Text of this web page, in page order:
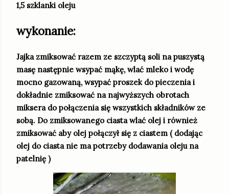
1,5 szklanki oleju
wykonanie:
Jajka zmiksować razem ze szczyptą soli na puszystą
masę następnie wsypać mąkę, wlać mleko i wodę
mocno gazowaną, wsypać proszek do pieczenia i
dokładnie zmiksować na najwyższych obrotach
miksera do połączenia się wszystkich składników ze
sobą. Do zmiksowanego ciasta wlać olej i również
zmiksować aby olej połączył się z ciastem ( dodając
olej do ciasta nie ma potrzeby dodawania oleju na
patelnię )